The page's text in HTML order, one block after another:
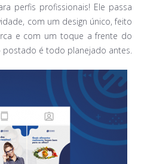
perfis profissionais! Ele passa
com um design único, feito
e com um toque a frente do
é todo planejado antes.